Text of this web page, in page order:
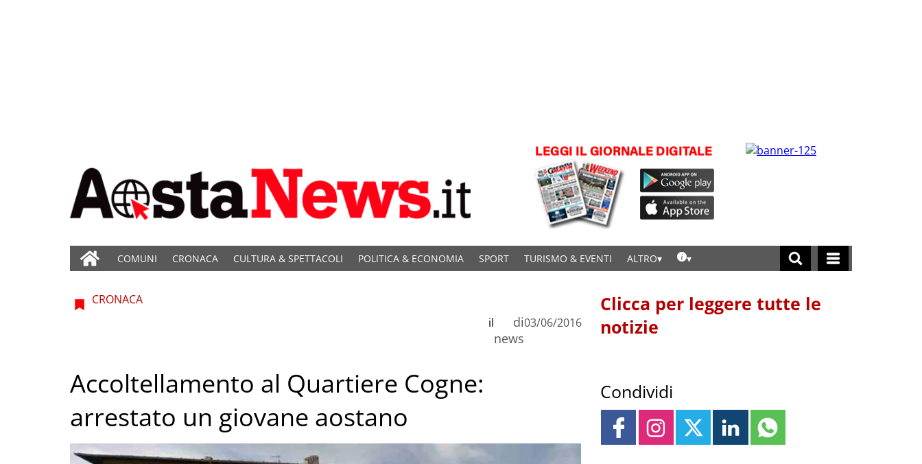
COMUNI CRONACA CULTURA & SPETTACOLI POLITICA & ECONOMIA SPORT TURISMO & EVENTI ALTRO
CRONACA
di
news
il 03/06/2016
Accoltellamento al Quartiere Cogne:
arrestato un giovane aostano
Clicca per leggere tutte le
notizie
Condividi